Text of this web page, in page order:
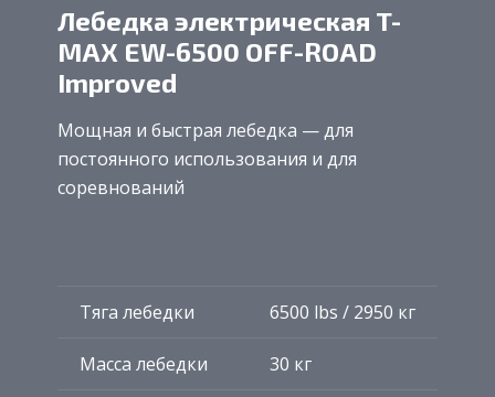
Лебедка электрическая T-
MAX EW-6500 OFF-ROAD
Improved
Мощная и быстрая лебедка — для
постоянного использования и для
соревнований
Тяга лебедки 6500 lbs / 2950 кг
Масса лебедки 30 кг